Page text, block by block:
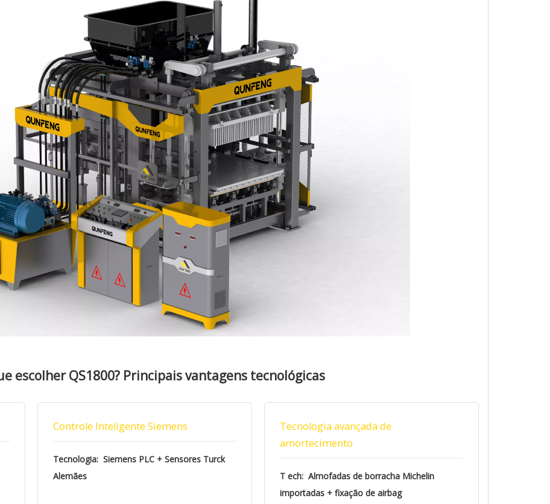
escolher QS1800? Principais vantagens tecnológicas
Controle Inteligente Siemens
Tecnologia: Siemens PLC + Sensores Turck
Alemães
Tecnologia avançada de
amortecimento
T ech: Almofadas de borracha Michelin
importadas + fixação de airbag